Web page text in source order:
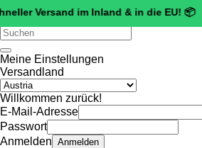
im Inland & in die EU! 📦 🇦🇹 🛡️
Verwende
die
oben
und
unten,
um
das
Meine Einstellungen
Versandland
Willkommen zurück!
E-Mail-Adresse
Passwort
Anmelden Anmelden